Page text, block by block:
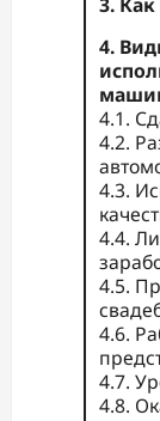
4.
4.1.
4.2.
4.3.
4.4.
4.5.
4.6.
4.7.
4.8.